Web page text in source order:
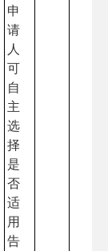
申
请
人
可
自
主
选
择
是
否
适
用
告